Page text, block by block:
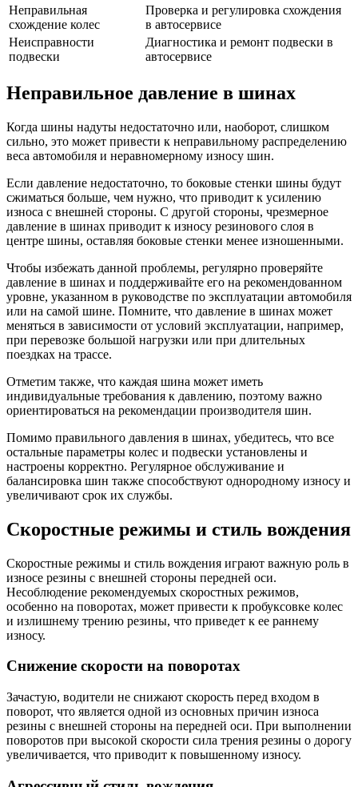
Неправильная
схождение колес
Проверка и регулировка схождения
в автосервисе
Неисправности
подвески
Диагностика и ремонт подвески в
автосервисе
Неправильное давление в шинах
Когда шины надуты недостаточно или, наоборот, слишком
сильно, это может привести к неправильному распределению
веса автомобиля и неравномерному износу шин.
Если давление недостаточно, то боковые стенки шины будут
сжиматься больше, чем нужно, что приводит к усилению
износа с внешней стороны. С другой стороны, чрезмерное
давление в шинах приводит к износу резинового слоя в
центре шины, оставляя боковые стенки менее изношенными.
Чтобы избежать данной проблемы, регулярно проверяйте
давление в шинах и поддерживайте его на рекомендованном
уровне, указанном в руководстве по эксплуатации автомобиля
или на самой шине. Помните, что давление в шинах может
меняться в зависимости от условий эксплуатации, например,
при перевозке большой нагрузки или при длительных
поездках на трассе.
Отметим также, что каждая шина может иметь
индивидуальные требования к давлению, поэтому важно
ориентироваться на рекомендации производителя шин.
Помимо правильного давления в шинах, убедитесь, что все
остальные параметры колес и подвески установлены и
настроены корректно. Регулярное обслуживание и
балансировка шин также способствуют однородному износу и
увеличивают срок их службы.
Скоростные режимы и стиль вождения
Скоростные режимы и стиль вождения играют важную роль в
износе резины с внешней стороны передней оси.
Несоблюдение рекомендуемых скоростных режимов,
особенно на поворотах, может привести к пробуксовке колес
и излишнему трению резины, что приведет к ее раннему
износу.
Снижение скорости на поворотах
Зачастую, водители не снижают скорость перед входом в
поворот, что является одной из основных причин износа
резины с внешней стороны на передней оси. При выполнении
поворотов при высокой скорости сила трения резины о дорогу
увеличивается, что приводит к повышенному износу.